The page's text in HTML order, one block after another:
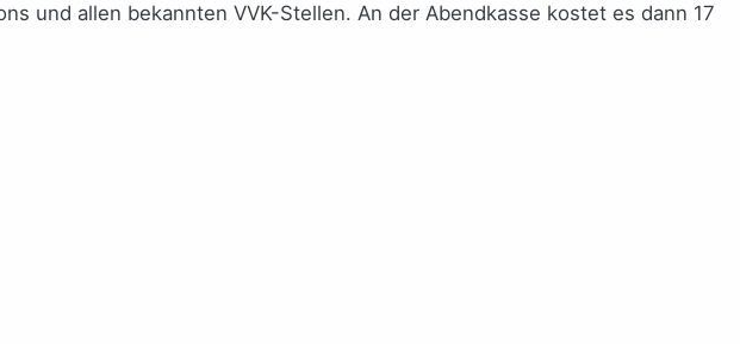
und allen bekannten VVK-Stellen. An der Abendkasse kostet es dann 17